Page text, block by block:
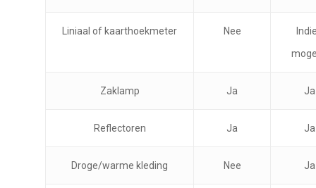
Liniaal of kaarthoekmeter Nee
Zaklamp Ja Ja
Reflectoren Ja Ja
Droge/warme kleding Nee Ja